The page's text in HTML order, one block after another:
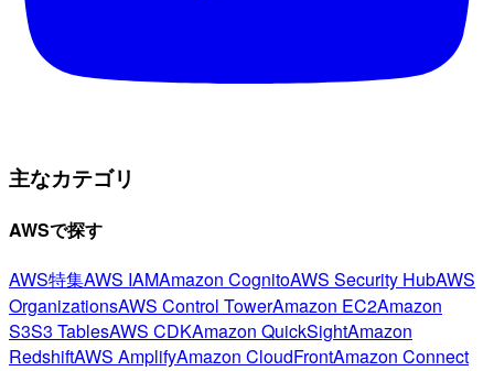
主なカテゴリ
AWSで探す
AWS特集AWS IAMAmazon CognitoAWS Security HubAWS
OrganizationsAWS Control TowerAmazon EC2Amazon
S3S3 TablesAWS CDKAmazon QuickSightAmazon
RedshiftAWS AmplifyAmazon CloudFrontAmazon Connect